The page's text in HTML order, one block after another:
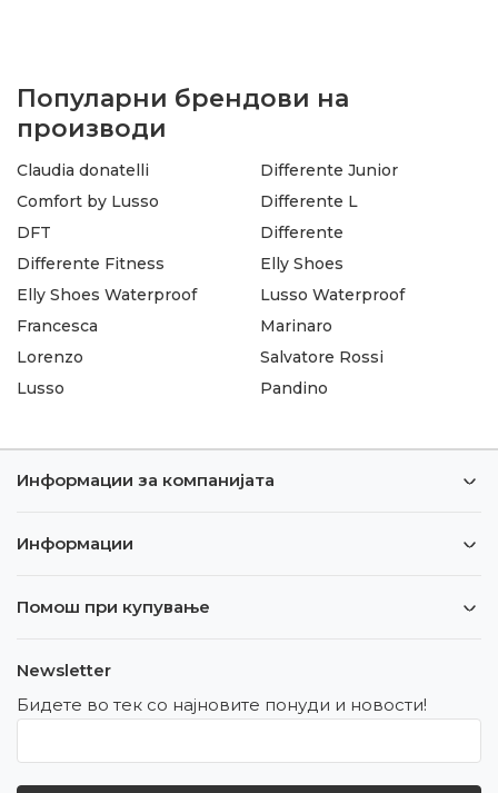
Популарни брендови на
производи
Claudia donatelli
Comfort by Lusso
DFT
Differente Fitness
Differente Junior
Differente L
Differente
Elly Shoes
Elly Shoes Waterproof
Francesca
Lorenzo
Lusso
Lusso Waterproof
Marinaro
Salvatore Rossi
Pandino
Информации за компанијата
Информации
Помош при купување
Newsletter
Бидете во тек со најновите понуди и новости!